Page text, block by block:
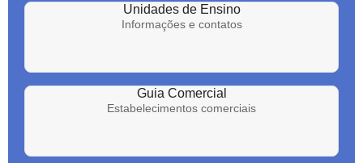
Unidades de Ensino
Informações e contatos
Guia Comercial
Estabelecimentos comerciais